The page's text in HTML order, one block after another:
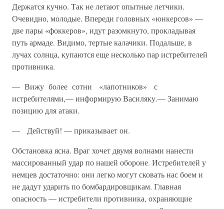
Держатся кучно. Так не летают опытные летчики.
Очевидно, молодые. Впереди головных «юнкерсов» —
две пары «фоккеров», идут разо­мкнуто, прокладывая
путь армаде. Видимо, тертые калачики. По­дальше, в
лучах солнца, купаются еще несколько пар истребителей
противника.
— Вижу более сотни «лапотников» с
истребителями,— информи­рую Василяку.— Занимаю
позицию для атаки.
— Действуй! — приказывает он.
Обстановка ясна. Враг хочет двумя волнами нанести
массирован­ный удар по нашей обороне. Истребителей у
немцев достаточно: они легко могут сковать нас боем и
не дадут ударить по бомбардировщи­кам. Главная
опасность — истребители противника, охраняющие